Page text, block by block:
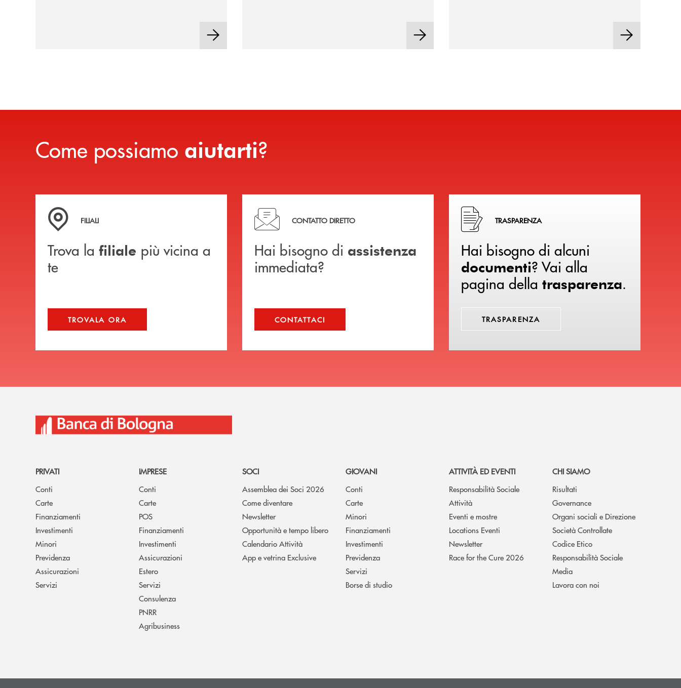
Come possiamo aiutarti?
Trova la filiale più vicina a te
FILIALI
Trova la filiale più vicina a
te
TROVALA ORA
Hai bisogno di assistenza immediata?
CONTATTO DIRETTO
Hai bisogno di assistenza
immediata?
CONTATTACI
Hai bisogno di alcuni documenti ? Vai alla pagina della
TRASPARENZA
Hai bisogno di alcuni
documenti? Vai alla
pagina della trasparenza.
TRASPARENZA
PRIVATI
Conti
Carte
Finanziamenti
Investimenti
Minori
Previdenza
Assicurazioni
Servizi
IMPRESE
Conti
Carte
POS
Finanziamenti
Investimenti
Assicurazioni
Estero
Servizi
Consulenza
PNRR
Agribusiness
SOCI
Assemblea dei Soci 2026
Come diventare
Newsletter
Opportunità e tempo libero
Calendario Attività
App e vetrina Exclusive
GIOVANI
Conti
Carte
Minori
Finanziamenti
Investimenti
Previdenza
Servizi
Borse di studio
ATTIVITÀ ED EVENTI
Responsabilità Sociale
Attività
Eventi e mostre
Locations Eventi
Newsletter
Race for the Cure 2026
CHI SIAMO
Risultati
Governance
Organi sociali e Direzione
Società Controllate
Codice Etico
Responsabilità Sociale
Media
Lavora con noi